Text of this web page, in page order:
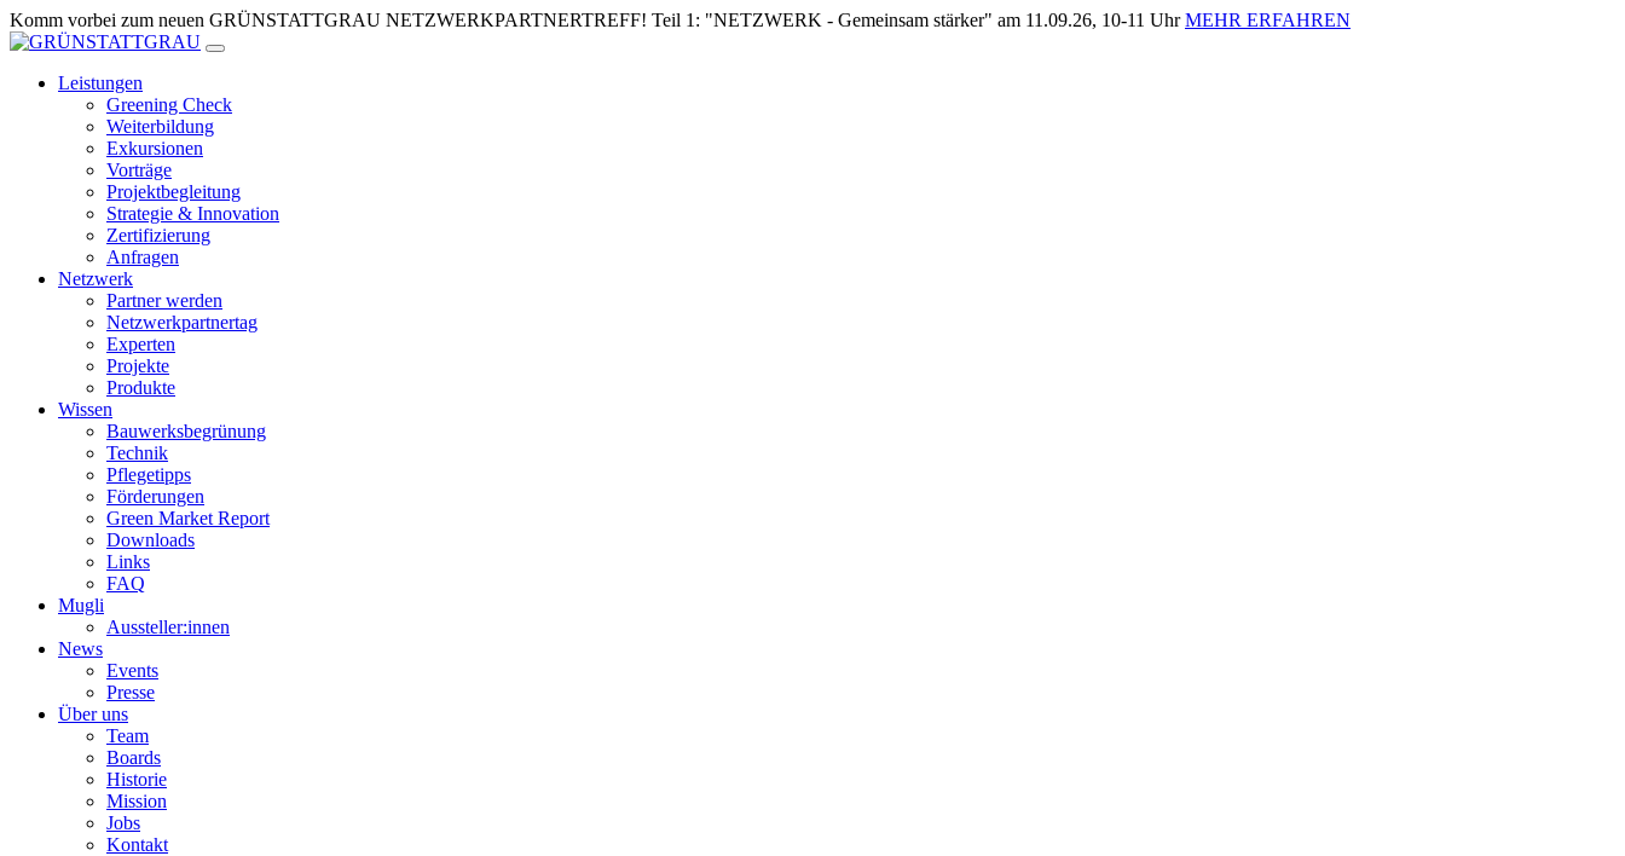
Zum
Inhalt
Komm vorbei zum neuen GRÜNSTATTGRAU NETZWERKPARTNERTREFF! Teil 1: "NETZWERK - Gemeinsam stärker" am 11.09.26, 10-11 UhrMEHR ERFAHREN
Leistungen
Greening Check
Weiterbildung
Exkursionen
Vorträge
Projektbegleitung
Strategie & Innovation
Zertifizierung
Anfragen
Netzwerk
Partner werden
Netzwerkpartnertag
Experten
Projekte
Produkte
Wissen
Bauwerksbegrünung
Technik
Pflegetipps
Förderungen
Green Market Report
Downloads
Links
FAQ
Mugli
Aussteller:innen
News
Events
Presse
Über uns
Team
Boards
Historie
Mission
Jobs
Kontakt